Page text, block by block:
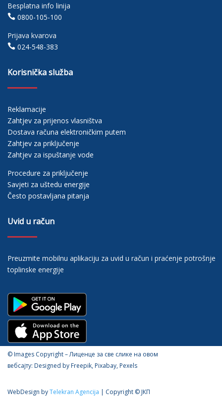
Besplatna info linija
 0800-105-100
Prijava kvarova
 024-548-383
Korisnička služba
Reklamacije
Zahtjev za prijenos vlasništva
Dostava računa elektroničkim putem
Zahtjev za priključenje
Zahtjev za ispuštanje vode
Procedure za priključenje
Savjeti za uštedu energije
Često postavljana pitanja
Uvid u račun
Preuzmite mobilnu aplikaciju za uvid u račun i praćenje potrošnje
toplinske energije
© Images Copyright – Лиценце за све слике на овом
вебсајту: Designed by Freepik, Pixabay, Pexels
WebDesign byTelekran Agencija | Copyright © ЈКП